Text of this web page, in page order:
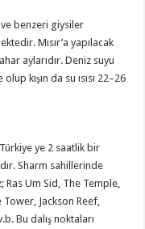
ve benzeri giysiler
Mısır’a yapılacak
aylarıdır. Deniz suyu
kışın da su ısısı 22–26
Türkiye ye 2 saatlik bir
Sharm sahillerinde
Ras Um Sid, The Temple,
Jackson Reef,
Bu dalış noktaları